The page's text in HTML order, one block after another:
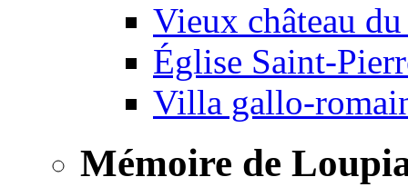
Vieux château
Église Saint-
Villa gallo-
Mémoire de